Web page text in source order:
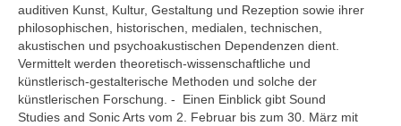
auditiven Kunst, Kultur, Gestaltung und Rezeption sowie ihrer
philosophischen, historischen, medialen, technischen,
akustischen und psychoakustischen Dependenzen dient.
Vermittelt werden theoretisch-wissenschaftliche und
künstlerisch-gestalterische Methoden und solche der
künstlerischen Forschung. - Einen Einblick gibt Sound
Studies and Sonic Arts vom 2. Februar bis zum 30. März mit